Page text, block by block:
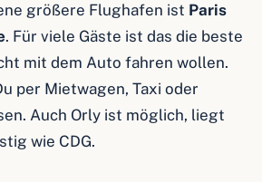
größere Flughafen ist Paris
. Für viele Gäste ist das die beste
mit dem Auto fahren wollen.
per Mietwagen, Taxi oder
Auch Orly ist möglich, liegt
wie CDG.